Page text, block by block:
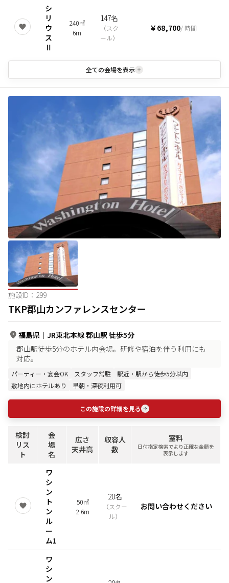
シ
リ
ウ
ス
Ⅱ
240㎡
6m
147名
（スク
ール）
￥68,700/ 時間
全ての会場を表示
施設ID： 299
TKP郡山カンファレンスセンター
福島県 ｜ JR東北本線 郡山駅 徒歩5分
郡山駅徒歩5分のホテル内会場。研修や宿泊を伴う利用にも
対応。
パーティー・宴会OK スタッフ常駐
駅近・駅から徒歩5分以内
敷地内にホテルあり
早朝・深夜利用可
この施設の詳細を見る
検討
リス
ト
会
場
名
広さ
天井高
収容人
数
室料
日付指定検索でより正確な金額を
表示します
ワ
シ
ン
ト
ン
ル
ー
ム1
50㎡
2.6m
20名
（スクー
ル）
お問い合わせください
ワ
シ
ン